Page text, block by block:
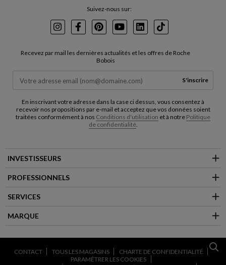
Suivez-nous sur:
InstagramFacebookPinterest
YoutubeLinkedInTikTok
Recevez par mail les dernières actualités et les offres de Roche
Bobois
S'inscrire
En inscrivant votre adresse dans la case ci dessus, vous consentez à
recevoir nos propositions par e-mail et acceptez que vos données soient
traitées conformément à nos Conditions d'utilisation et à notre Politique
de confidentialité.
INVESTISSEURS
PROFESSIONNELS
SERVICES
MARQUE
CONTACT TOUS LES MAGASINS
CHARTE DE CONFIDENTIALITÉ
PARAMÉTRER LES COOKIES